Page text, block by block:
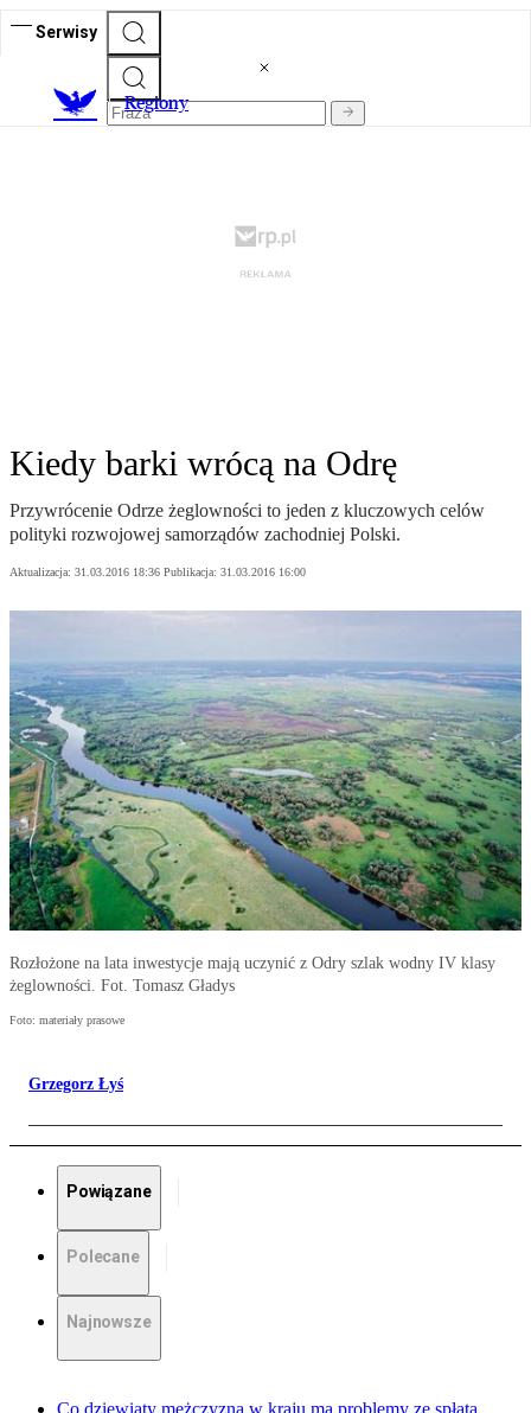
Serwisy
Regiony
Kiedy barki wrócą na Odrę
Przywrócenie Odrze żeglowności to jeden z kluczowych celów
polityki rozwojowej samorządów zachodniej Polski.
Aktualizacja: 31.03.2016 18:36 Publikacja: 31.03.2016 16:00
Rozłożone na lata inwestycje mają uczynić z Odry szlak wodny IV klasy
żeglowności. Fot. Tomasz Gładys
Foto: materiały prasowe
Grzegorz Łyś
Powiązane
Polecane
Najnowsze
Co dziewiąty mężczyzna w kraju ma problemy ze spłatą